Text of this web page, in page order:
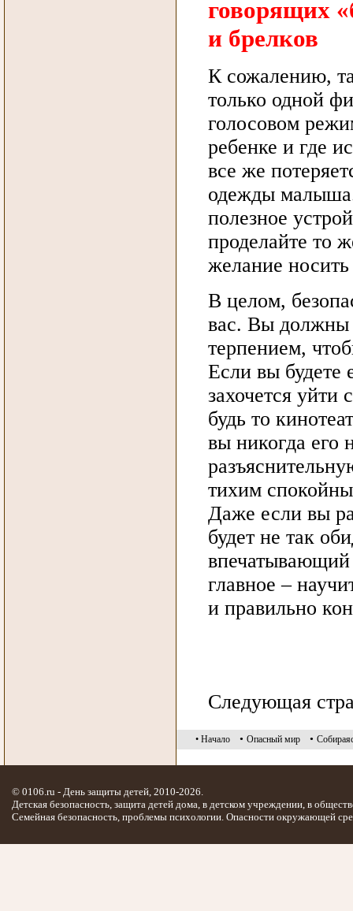
говорящих
и брелков
К сожалению,
только одной
голосовом
ребенке и где
все же
одежды малыша.
полезное
проделайте то
желание
В целом,
вас. Вы должны
терпением,
Если вы будете
захочется уйти
будь то
вы никогда его
тихим
Даже если вы
будет не так
впечатывающий
главное –
и правильно
Следующая
• Начало • Опасный мир •
© 0106.ru - День защиты детей, 2010-2026.
Детская безопасность, защита детей дома, в детском учреждении, в
Семейная безопасность, проблемы психологии. Опасности окружающей